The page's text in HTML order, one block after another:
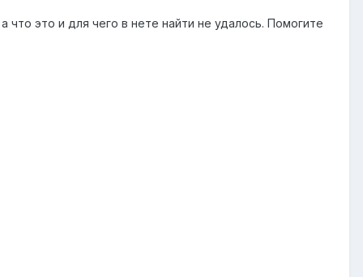
это и для чего в нете найти не удалось. Помогите